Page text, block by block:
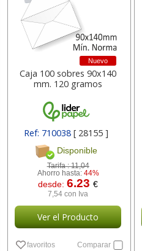
Nuevo
Caja 100 sobres 90x140
mm. 120 gramos
Ref: 710038[ 28155 ]
Disponible
Tarifa :11,04
Ahorro hasta: 44%
desde:6.23€
7,54 con Iva
Ver el Producto
favoritos Comparar